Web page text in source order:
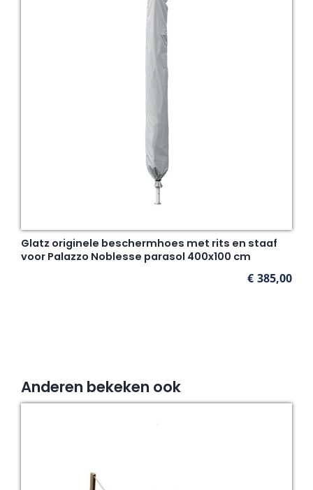
Glatz originele beschermhoes met rits en staaf
voor Palazzo Noblesse parasol 400x100 cm
€ 385,00
Anderen bekeken ook